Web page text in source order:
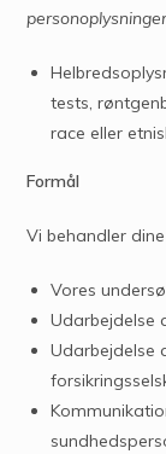
tests,
race eller
Formål
Vi behandler
Vores
Udarbejdelse